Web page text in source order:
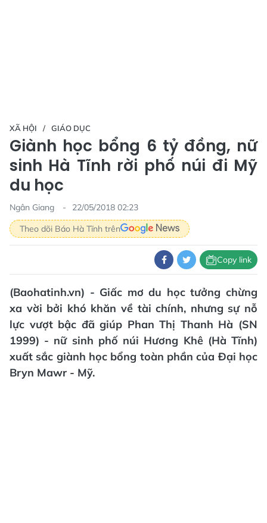
XÃ HỘI GIÁO DỤC
Giành học bổng 6 tỷ đồng, nữ
sinh Hà Tĩnh rời phố núi đi Mỹ
du học
Ngân Giang
22/05/2018 02:23
Theo dõi Báo Hà Tĩnh trên
Copy link
(Baohatinh.vn) - Giấc mơ du học tưởng chừng
xa vời bởi khó khăn về tài chính, nhưng sự nỗ
lực vượt bậc đã giúp Phan Thị Thanh Hà (SN
1999) - nữ sinh phố núi Hương Khê (Hà Tĩnh)
xuất sắc giành học bổng toàn phần của Đại học
Bryn Mawr - Mỹ.